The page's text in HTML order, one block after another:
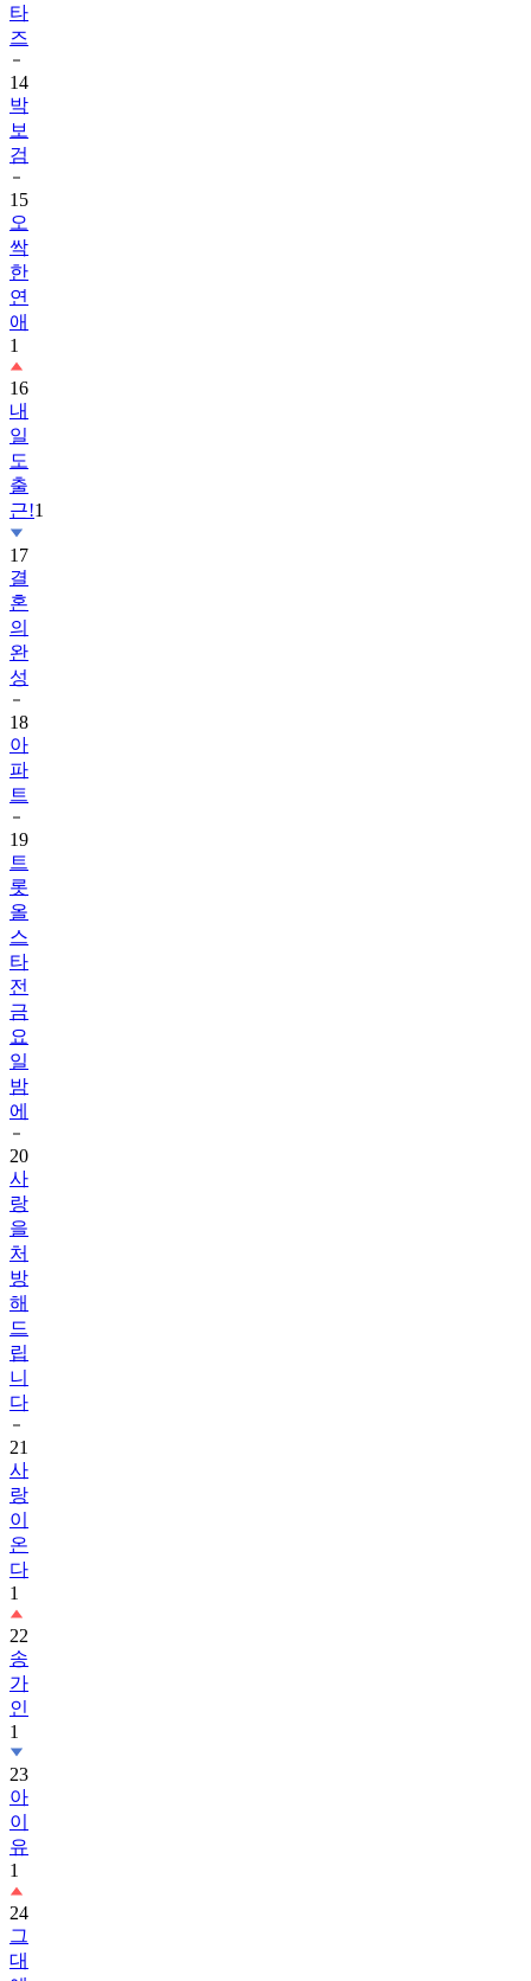
타
즈
14
박
보
검
15
오
싹
한
연
애
1
16
내
일
도
출
근!1
17
결
혼
의
완
성
18
아
파
트
19
트
롯
올
스
타
전
금
요
일
밤
에
20
사
랑
을
처
방
해
드
립
니
다
21
사
랑
이
온
다
1
22
송
가
인
1
23
아
이
유
1
24
그
대